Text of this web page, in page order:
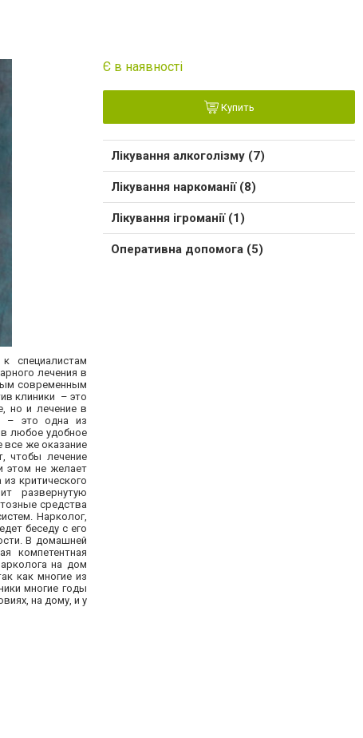
специалистам
лечения в
современным
клиники – это
но и лечение в
– это одна из
в любое удобное
все же оказание
чтобы лечение
этом не желает
критического
развернутую
средства
Нарколог,
беседу с его
В домашней
компетентная
на дом
как многие из
многие годы
на дому, и у
Є в наявності
Купить
Лікування алкоголізму (7)
Лікування наркоманії (8)
Лікування ігроманії (1)
Оперативна допомога (5)